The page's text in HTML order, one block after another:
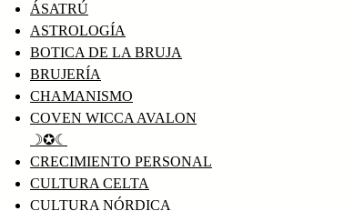
ÁSATRÚ
ASTROLOGÍA
BOTICA DE LA BRUJA
BRUJERÍA
CHAMANISMO
COVEN WICCA AVALON
☽✪☾
CRECIMIENTO PERSONAL
CULTURA CELTA
CULTURA NÓRDICA